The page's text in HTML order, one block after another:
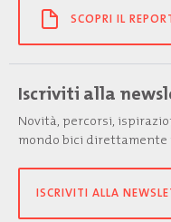
SCOPRI IL
Iscriviti alla
Novità, percorsi,
mondo bici direttamente
ISCRIVITI ALLA